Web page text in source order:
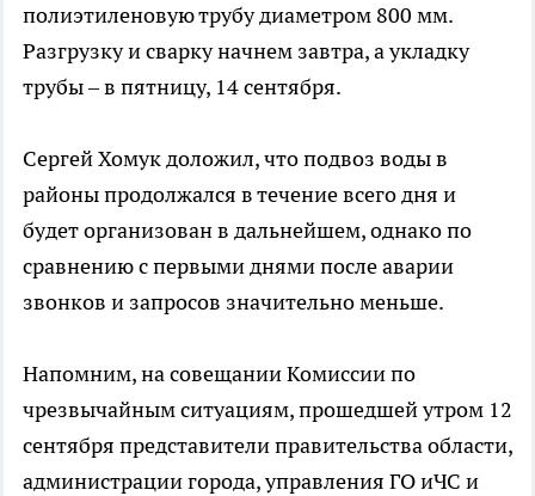
полиэтиленовую трубу диаметром 800 мм.
Разгрузку и сварку начнем завтра, а укладку
трубы – в пятницу, 14 сентября.
Сергей Хомук доложил, что подвоз воды в
районы продолжался в течение всего дня и
будет организован в дальнейшем, однако по
сравнению с первыми днями после аварии
звонков и запросов значительно меньше.
Напомним, на совещании Комиссии по
чрезвычайным ситуациям, прошедшей утром 12
сентября представители правительства области,
администрации города, управления ГО иЧС и